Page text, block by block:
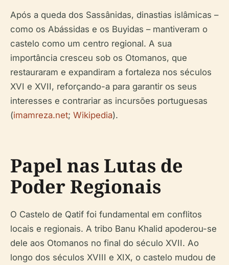
Após a queda dos Sassânidas, dinastias islâmicas –
como os Abássidas e os Buyidas – mantiveram o
castelo como um centro regional. A sua
importância cresceu sob os Otomanos, que
restauraram e expandiram a fortaleza nos séculos
XVI e XVII, reforçando-a para garantir os seus
interesses e contrariar as incursões portuguesas
(imamreza.net; Wikipedia).
Papel nas Lutas de
Poder Regionais
O Castelo de Qatif foi fundamental em conflitos
locais e regionais. A tribo Banu Khalid apoderou-se
dele aos Otomanos no final do século XVII. Ao
longo dos séculos XVIII e XIX, o castelo mudou de